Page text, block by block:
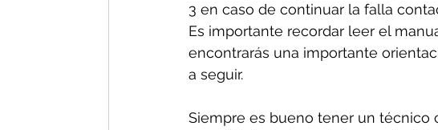
3 en caso de continuar la falla
Es importante recordar leer el
encontrarás una importante
a seguir.
Siempre es bueno tener un